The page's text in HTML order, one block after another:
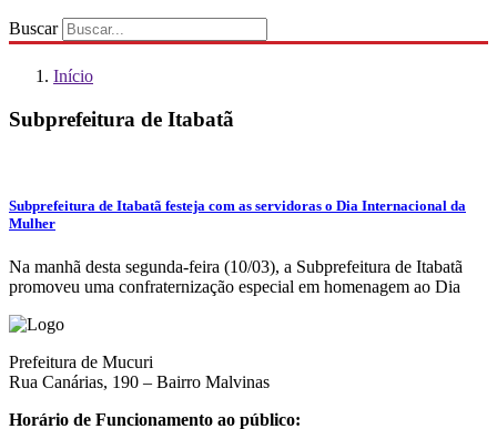
Buscar
Início
Subprefeitura de Itabatã
Subprefeitura de Itabatã festeja com as servidoras o Dia Internacional da
Mulher
Na manhã desta segunda-feira (10/03), a Subprefeitura de Itabatã
promoveu uma confraternização especial em homenagem ao Dia
Prefeitura de Mucuri
Rua Canárias, 190 – Bairro Malvinas
Horário de Funcionamento ao público: